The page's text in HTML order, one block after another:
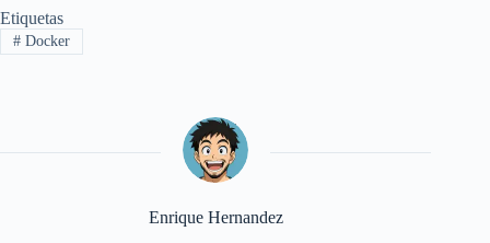
Etiquetas
#Docker
Enrique Hernandez